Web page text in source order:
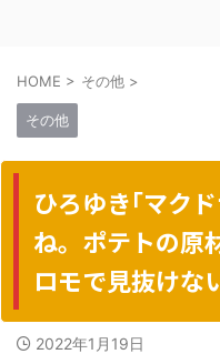
HOME > その他 >
その他
ひろゆき｢マク
ね。ポテトの原
ロモで見抜けな
2022年1月19日